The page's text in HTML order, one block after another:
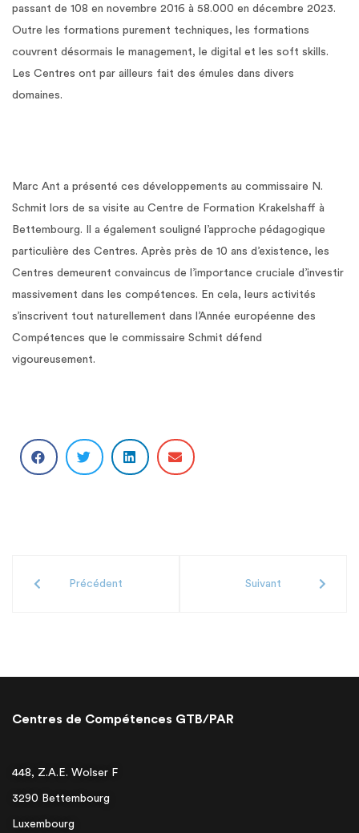
passant de 108 en novembre 2016 à 58.000 en décembre 2023.
Outre les formations purement techniques, les formations
couvrent désormais le management, le digital et les soft skills.
Les Centres ont par ailleurs fait des émules dans divers
domaines.
Marc Ant a présenté ces développements au commissaire N.
Schmit lors de sa visite au Centre de Formation Krakelshaff à
Bettembourg. Il a également souligné l’approche pédagogique
particulière des Centres. Après près de 10 ans d’existence, les
Centres demeurent convaincus de l’importance cruciale d’investir
massivement dans les compétences. En cela, leurs activités
s’inscrivent tout naturellement dans l’Année européenne des
Compétences que le commissaire Schmit défend
vigoureusement.
Précédent Suivant
Centres de Compétences GTB/PAR
448, Z.A.E. Wolser F
3290 Bettembourg
Luxembourg